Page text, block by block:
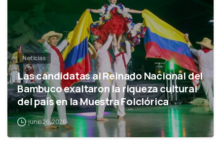
Noticias
Las candidatas al Reinado Nacional del
Bambuco exaltaron la riqueza cultural
del país en la Muestra Folclórica
junio 26, 2026